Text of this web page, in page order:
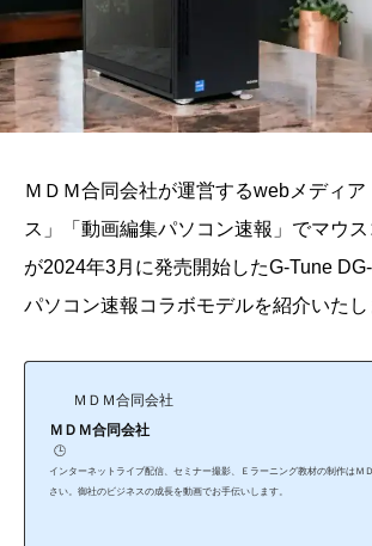
ＭＤＭ合同会社が運営するwebメディア
ス」「動画編集パソコン速報」でマウ
が2024年3月に発売開始したG-Tune
パソコン速報コラボモデルを紹介いたし
ＭＤＭ合同会社
ＭＤＭ合同会社
🕒️
インターネットライブ配信、セミナー撮影、Ｅラーニング教材の制作はＭ
さい。御社のビジネスの成長を動画でお手伝いします。